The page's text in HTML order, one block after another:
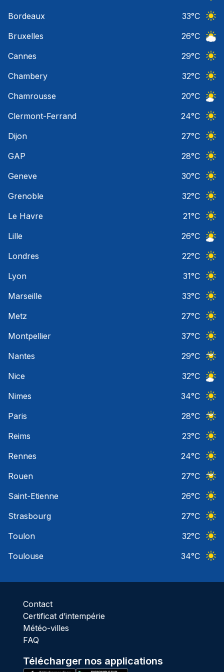
Bordeaux
33°C
Bruxelles
26°C
Cannes
29°C
Chambery
32°C
Chamrousse
20°C
Clermont-Ferrand
24°C
Dijon
27°C
GAP
28°C
Geneve
30°C
Grenoble
32°C
Le Havre
21°C
Lille
26°C
Londres
22°C
Lyon
31°C
Marseille
33°C
Metz
27°C
Montpellier
37°C
Nantes
29°C
Nice
32°C
Nimes
34°C
Paris
28°C
Reims
23°C
Rennes
24°C
Rouen
27°C
Saint-Etienne
26°C
Strasbourg
27°C
Toulon
32°C
Toulouse
34°C
Contact
Certificat d’intempérie
Météo-villes
FAQ
Télécharger nos applications